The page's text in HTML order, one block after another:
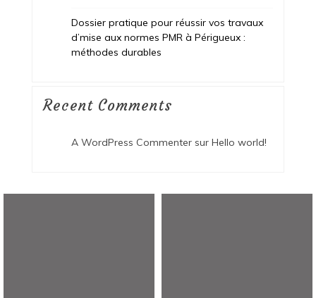
Dossier pratique pour réussir vos travaux
d’mise aux normes PMR à Périgueux :
méthodes durables
Recent Comments
A WordPress Commentersur Hello world!